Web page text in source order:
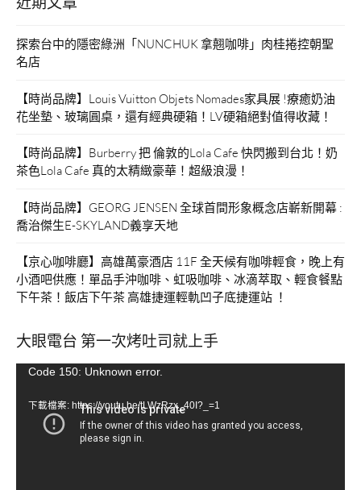
探索台中的隱密綠洲「NUNCHUK 拿翹咖啡」肉桂捲控朝聖
名店
【時尚品牌】Louis Vuitton Objets Nomades家具展 !療癒奶油
花坐墊、玻璃圓桌，還有經典硬箱！LV硬箱絕對值得收藏！
【時尚品牌】Burberry 把 倫敦的Lola Cafe 快閃搬到台北！奶
茶色Lola Cafe 真的太精緻豪華！超級浪漫！
【時尚品牌】GEORG JENSEN 全球首間形象概念店嶄新開幕 :
喬治傑生E-SKYLAND義享天地
【京心咖啡廳】高雄萬豪酒店 11F 全天候有咖啡輕食，晚上有
小酒吧供應！單品手沖咖啡、虹吸咖啡、冰滴萃取、輕食餐點
下午茶！飯店下午茶 高雄捷運輕軌凹子底捷運站 ！
大眼電台 第一次烤吐司就上手
視Code 150: Unknown error.
下載檔案: https://youtu.be/tLWzRzx_40I?_=1